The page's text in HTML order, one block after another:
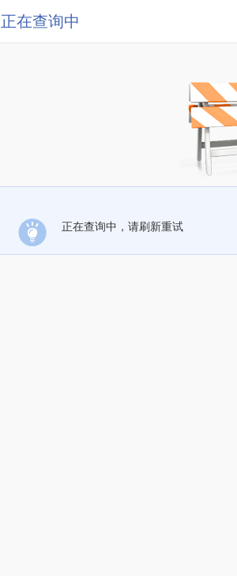
正在查询中
正在查询中，请刷新重试